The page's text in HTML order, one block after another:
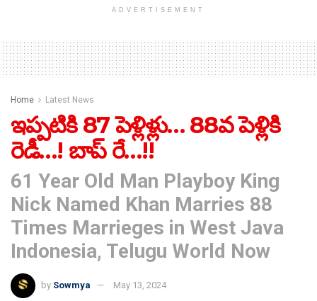
ADVERTISEMENT
Home Latest News
ఇప్పటికి 87 పెళ్లిళ్లు… 88వ పెళ్లికి
రెడీ…! బాప్ రే…!!
61 Year Old Man Playboy King
Nick Named Khan Marries 88
Times Marrieges in West Java
Indonesia, Telugu World Now
by Sowmya May 13, 2024